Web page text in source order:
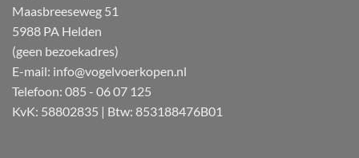
Maasbreeseweg 51
5988 PA Helden
(geen bezoekadres)
E-mail: info@vogelvoerkopen.nl
Telefoon: 085 - 06 07 125
KvK: 58802835 | Btw: 853188476B01